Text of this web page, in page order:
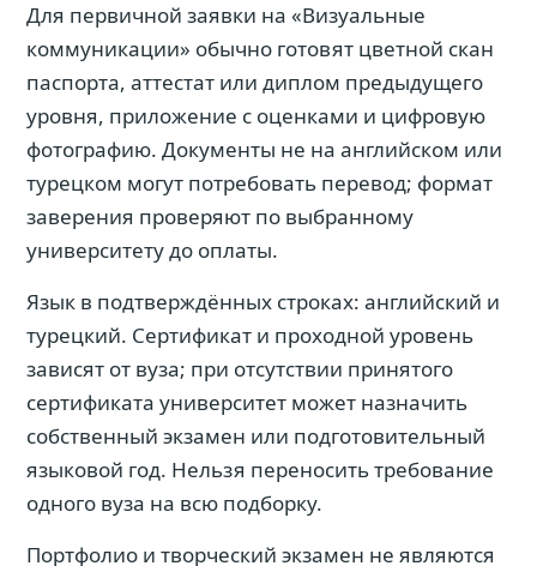
Для первичной заявки на «Визуальные
коммуникации» обычно готовят цветной скан
паспорта, аттестат или диплом предыдущего
уровня, приложение с оценками и цифровую
фотографию. Документы не на английском или
турецком могут потребовать перевод; формат
заверения проверяют по выбранному
университету до оплаты.
Язык в подтверждённых строках: английский и
турецкий. Сертификат и проходной уровень
зависят от вуза; при отсутствии принятого
сертификата университет может назначить
собственный экзамен или подготовительный
языковой год. Нельзя переносить требование
одного вуза на всю подборку.
Портфолио и творческий экзамен не являются